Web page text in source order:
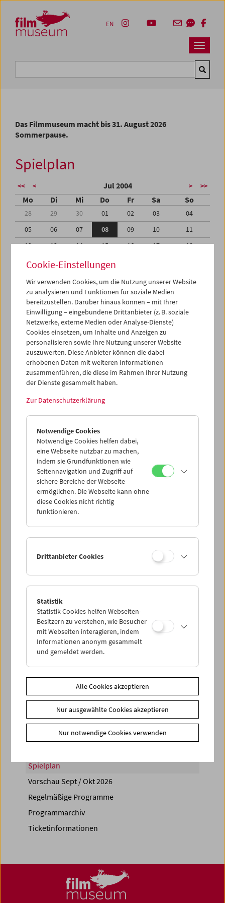
Zum Inhalt
Zum Hauptmenü
Zur Servicenavigation
Zum Suche
Navbar
EN
Das Filmmuseum macht bis 31. August 2026
Sommerpause.
Spielplan
<< < Jul 2004 > >>
Mo Di Mi Do Fr Sa So
28 29 30 01 02 03
04
05
06 07 08 09 10
11
12
13 14 15 16 17
18
19
20 21 22
26
28 30
01
02
03 04 05 06 07
iCalender
Programmheft-PDF
English language or subtitles
< Vorherige Woche
Mo 5.7.
Di 6.7.
Mi 7.7.
Do 8.7.
Sa 10.7.
PROGRAMM ÜBERBLICK
Share on
Spielplan
Vorschau Sept / Okt 2026
Regelmäßige Programme
Programmarchiv
Ticketinformationen
Cookie-Einstellungen
Wir verwenden Cookies, um die Nutzung unserer Website
zu analysieren und Funktionen für soziale Medien
bereitzustellen. Darüber hinaus können – mit Ihrer
Einwilligung – eingebundene Drittanbieter (z. B. soziale
Netzwerke, externe Medien oder Analyse-Dienste)
Cookies einsetzen, um Inhalte und Anzeigen zu
personalisieren sowie Ihre Nutzung unserer Website
auszuwerten. Diese Anbieter können die dabei
erhobenen Daten mit weiteren Informationen
zusammenführen, die diese im Rahmen Ihrer Nutzung
der Dienste gesammelt haben.
Zur Datenschutzerklärung
Notwendige Cookies
Notwendige Cookies helfen dabei,
eine Webseite nutzbar zu machen,
indem sie Grundfunktionen wie
Seitennavigation und Zugriff auf
sichere Bereiche der Webseite
ermöglichen. Die Webseite kann ohne
diese Cookies nicht richtig
funktionieren.
Drittanbieter Cookies
Statistik
Statistik-Cookies helfen Webseiten-
Besitzern zu verstehen, wie Besucher
mit Webseiten interagieren, indem
Informationen anonym gesammelt
und gemeldet werden.
Alle Cookies akzeptieren
Nur ausgewählte Cookies akzeptieren
Nur notwendige Cookies verwenden